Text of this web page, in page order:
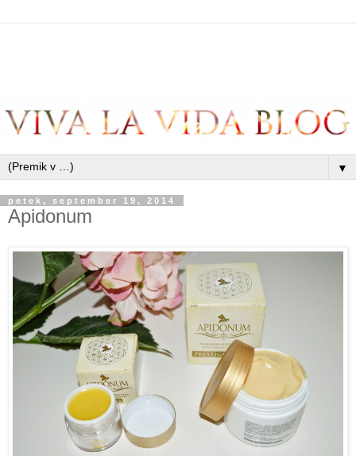
▼
petek, september 19, 2014
Apidonum